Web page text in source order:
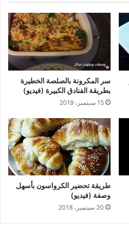
سر المكرونة بالصلصة الخطيرة
بطريقة الفنادق الكبيرة (فيديو)
15 سبتمبر، 2019
طريقة تحضير الكرواسون بأسهل
وصفة (فيديو)
20 سبتمبر، 2018